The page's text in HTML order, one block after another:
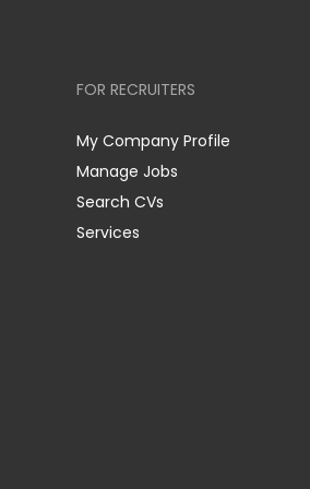
FOR RECRUITERS
My Company Profile
Manage Jobs
Search CVs
Services